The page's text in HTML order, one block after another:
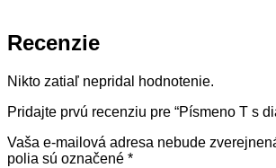
Recenzie
Nikto zatiaľ nepridal hodnotenie.
Pridajte prvú recenziu pre “Písmeno T s
Vaša e-mailová adresa nebude
polia sú označené *